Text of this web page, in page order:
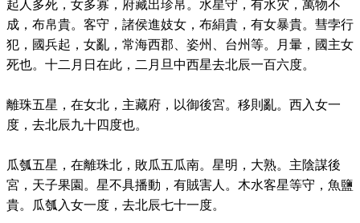
起人多死，女多寡，府藏出珍帛。水星守，有水灾，萬物不
成，布帛貴。客守，諸侯進妓女，布絹貴，有女暴貴。彗孛行
犯，國兵起，女亂，常海西郡、姿州、台州等。月暈，國主女
死也。十二月日在此，二月旦中西星去北辰一百六度。
離珠五星，在女北，主藏府，以御後宮。移則亂。西入女一
度，去北辰九十四度也。
瓜瓠五星，在離珠北，敗瓜五瓜南。星明，大熟。主陰謀後
宮，天子果園。星不具播動，有賊害人。木水客星等守，魚鹽
貴。瓜瓠入女一度，去北辰七十一度。